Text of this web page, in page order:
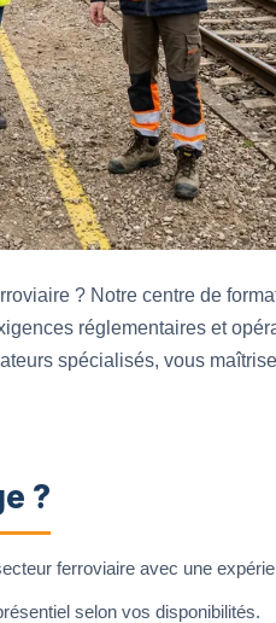
? Notre centre de
réglementaires et
spécialisés, vous
?
ferroviaire avec une
selon vos disponibilités.